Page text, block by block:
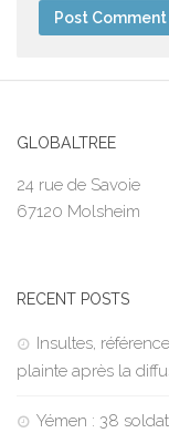
GLOBALTREE
24 rue de Savoie
67120 Molsheim
RECENT POSTS
Insultes,
plainte après la
Yémen : 38